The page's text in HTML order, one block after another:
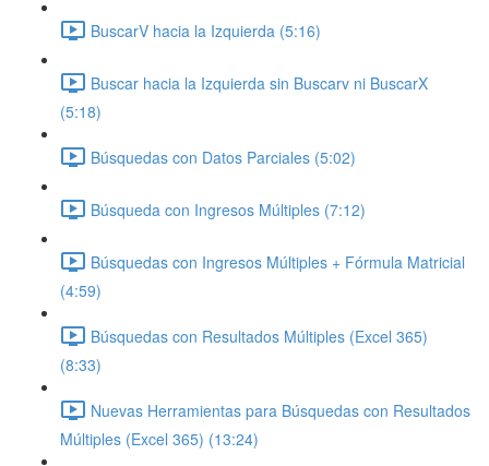
BuscarV hacia la Izquierda (5:16)
Buscar hacia la Izquierda sin Buscarv ni BuscarX
(5:18)
Búsquedas con Datos Parciales (5:02)
Búsqueda con Ingresos Múltiples (7:12)
Búsquedas con Ingresos Múltiples + Fórmula Matricial
(4:59)
Búsquedas con Resultados Múltiples (Excel 365)
(8:33)
Nuevas Herramientas para Búsquedas con Resultados
Múltiples (Excel 365) (13:24)